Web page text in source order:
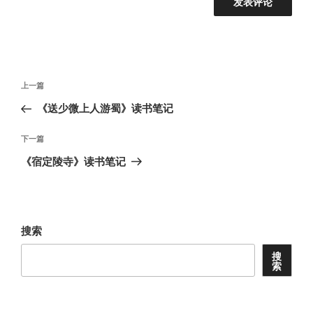
文
导
航
上
一
文
章
上一篇
《送少微上人游蜀》读书笔记
下
一
下一篇
《宿定陵寺》读书笔记
搜索
搜
索